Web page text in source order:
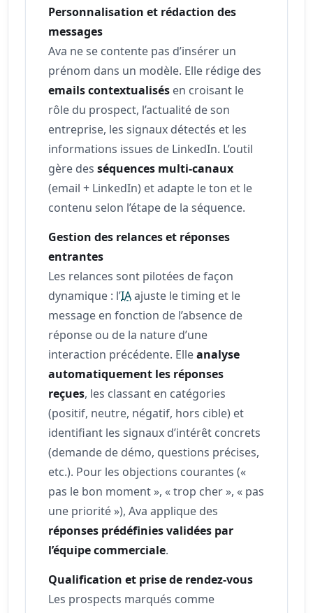
Personnalisation et rédaction des
messages
Ava ne se contente pas d’insérer un
prénom dans un modèle. Elle rédige des
emails contextualisés en croisant le
rôle du prospect, l’actualité de son
entreprise, les signaux détectés et les
informations issues de LinkedIn. L’outil
gère desséquences multi-canaux
(email + LinkedIn) et adapte le ton et le
contenu selon l’étape de la séquence.
Gestion des relances et réponses
entrantes
Les relances sont pilotées de façon
dynamique : l’IAajuste le timing et le
message en fonction de l’absence de
réponse ou de la nature d’une
interaction précédente. Elleanalyse
automatiquement les réponses
reçues, les classant en catégories
(positif, neutre, négatif, hors cible) et
identifiant les signaux d’intérêt concrets
(demande de démo, questions précises,
etc.). Pour les objections courantes («
pas le bon moment », « trop cher », « pas
une priorité »), Ava applique des
réponses prédéfinies validées par
l’équipe commerciale.
Qualification et prise de rendez-vous
Les prospects marqués comme